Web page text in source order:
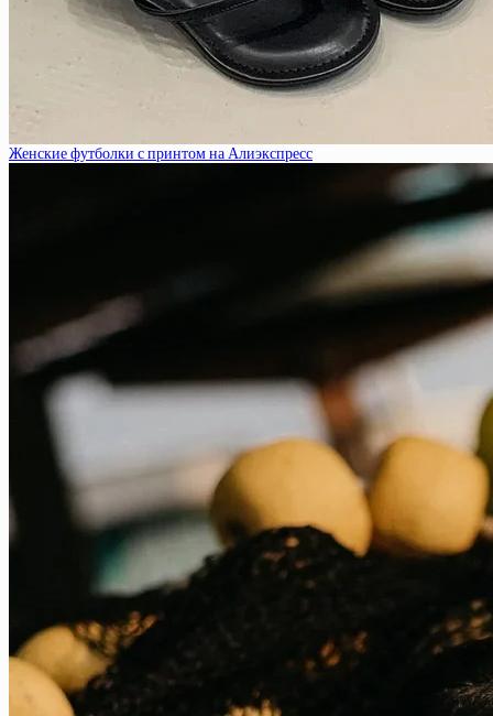
Женские футболки с принтом на Алиэкспресс